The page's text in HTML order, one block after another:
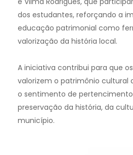
dos estudantes, reforçando a
educação patrimonial como
valorização da história local.
A iniciativa contribui para que
valorizem o patrimônio cultural
o sentimento de
preservação da história, da
município.